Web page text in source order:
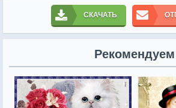
СКАЧАТЬ
Рекомендуем